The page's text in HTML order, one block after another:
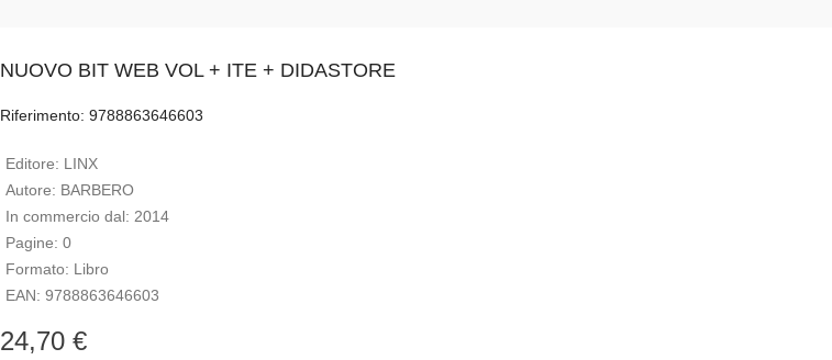
NUOVO BIT WEB VOL + ITE + DIDASTORE
Riferimento: 9788863646603
Editore: LINX
Autore: BARBERO
In commercio dal: 2014
Pagine: 0
Formato: Libro
EAN: 9788863646603
24,70 €